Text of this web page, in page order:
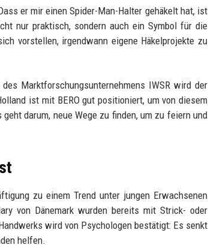
er mir einen Spider-Man-Halter gehäkelt hat, ist
nur praktisch, sondern auch ein Symbol für die
vorstellen, irgendwann eigene Häkelprojekte zu
Marktforschungsunternehmens IWSR wird der
ist mit BERO gut positioniert, um von diesem
darum, neue Wege zu finden, um zu feiern und
zu einem Trend unter jungen Erwachsenen
von Dänemark wurden bereits mit Strick- oder
wird von Psychologen bestätigt: Es senkt
helfen.